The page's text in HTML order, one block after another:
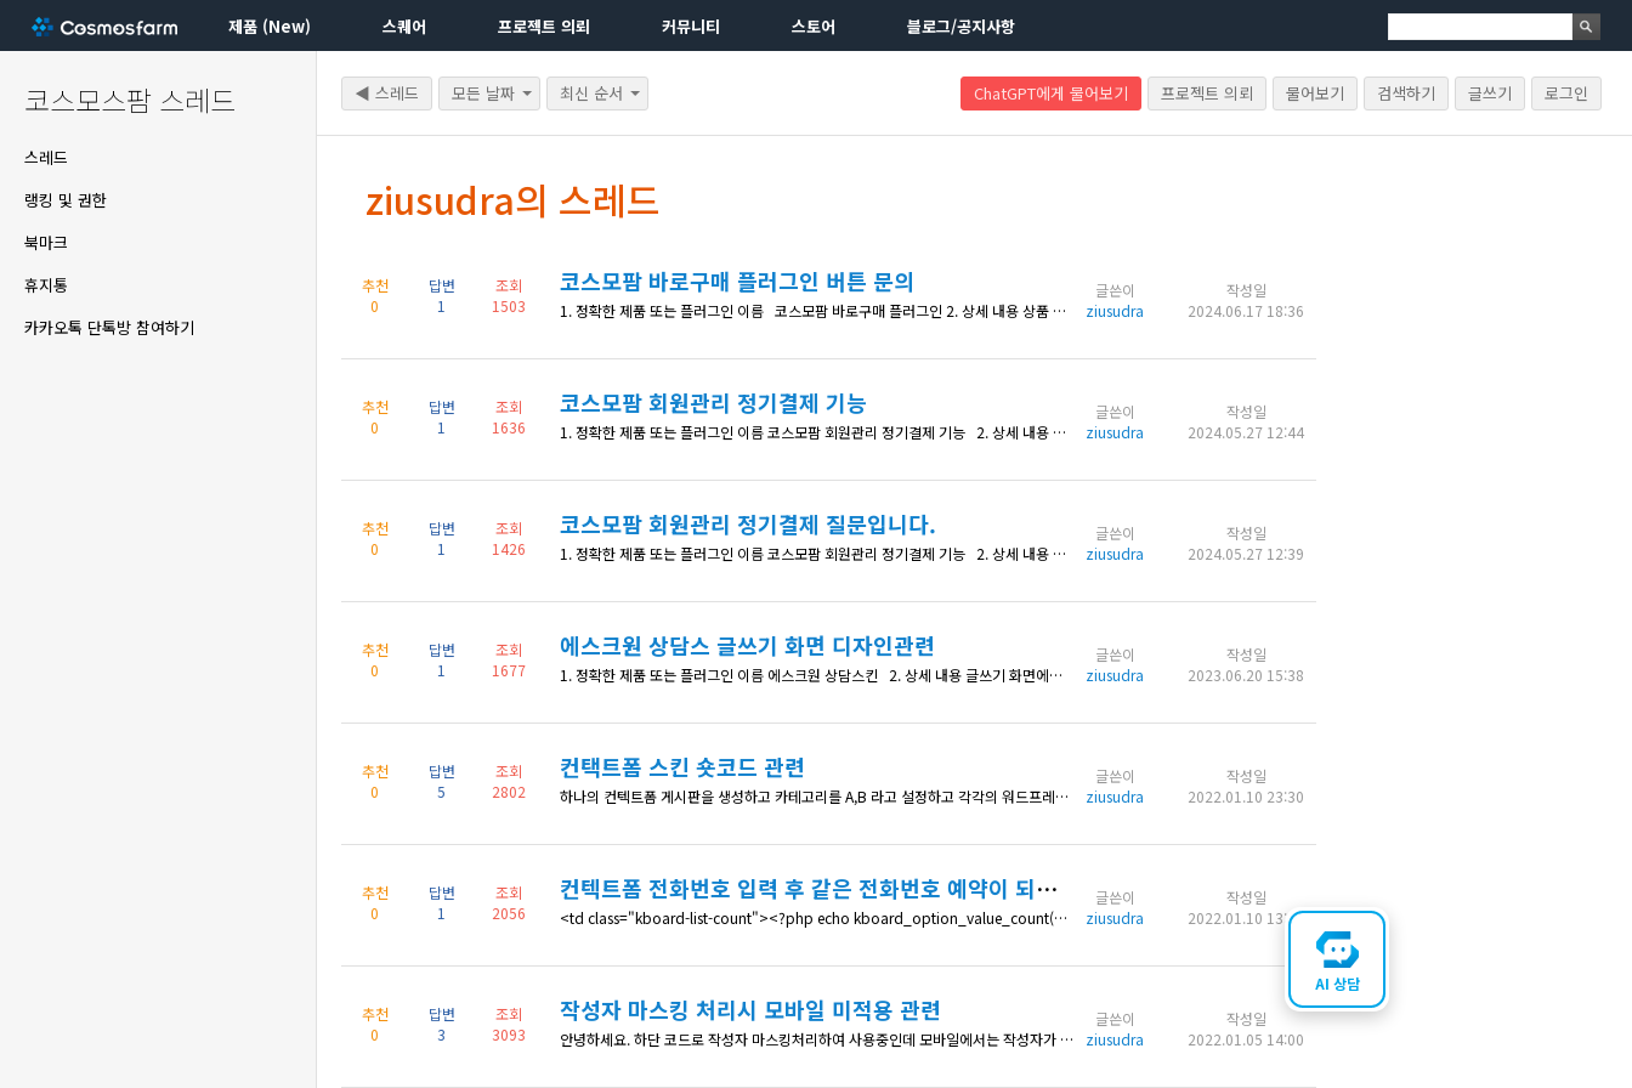
제품 (New) 스퀘어 프로젝트 의뢰 커뮤니티 스토어 블로그/공지사항
코스모스팜 스레드
스레드
랭킹 및 권한
북마크
휴지통
카카오톡 단톡방 참여하기
◀ 스레드 모든 날짜 최신 순서 ChatGPT에게 물어보기 프로젝트 의뢰 물어보기 검색하기 글쓰기 로그인
ziusudra의 스레드
추천
0
답변
1
조회
1503
코스모팜 바로구매 플러그인 버튼 문의
1. 정확한 제품 또는 플러그인 이름 코스모팜 바로구매 플러그인 2. 상세 내용 상품 상세 페이지에서 장바구니옆 바로 구매 버튼은 작동하나, 상품 상세 페이지가 필요없는 사이트이기에 상품 상세페이지가 아닌 일반 페이지에서 버튼을 따로 만들어 링크만 삽입하여 바로 결제페이지로 가도록 구현하고 싶습니다. 플러그인 설정 페이지에서 버튼 주소를 https://abc.com/?quick-buy={$product_id}
글쓴이
ziusudra
작성일
2024.06.17 18:36
추천
0
답변
1
조회
1636
코스모팜 회원관리 정기결제 기능
1. 정확한 제품 또는 플러그인 이름 코스모팜 회원관리 정기결제 기능 2. 상세 내용 코스모팜 회원관리 플러그인을 통해 정기결제 웹사이트 구현 준비중입니다. 체험판으로 테스트 해 본 결과 정기결제(빌링결제)를 통하여 상품 셋팅을하고 결제를 진행하면 아래 (1) 이미지처럼 카드 번호와 함께 입력하는 내용을 사이트에서 입력하게 끔 되어 있고, 바로 결제가 이루어 지는데 토스페이먼츠 pg 심사에서는 (2) 이미지처럼 토스
글쓴이
ziusudra
작성일
2024.05.27 12:44
추천
0
답변
1
조회
1426
코스모팜 회원관리 정기결제 질문입니다.
1. 정확한 제품 또는 플러그인 이름 코스모팜 회원관리 정기결제 기능 2. 상세 내용 코스모팜 회원관리 플러그인을 통해 정기결제 웹사이트 구현 준비중입니다. 체험판으로 테스트 해 본 결과 정기결제(빌링결제)를 통하여 상품 셋팅을하고 결제를 진행하면 아래 (1) 이미지처럼 카드 번호와 함께 입력하는 내용을 사이트에서 입력하게 끔 되어 있고, 바로 결제가 이루어 지는데 토스페이먼츠 pg 심사에서는 (2) 이미지처럼 토스
글쓴이
ziusudra
작성일
2024.05.27 12:39
추천
0
답변
1
조회
1677
에스크원 상담스 글쓰기 화면 디자인관련
1. 정확한 제품 또는 플러그인 이름 에스크원 상담스킨 2. 상세 내용 글쓰기 화면에서 각 항목을 2컬럼으로 배치를 원합니다. 어떻게 수정해야 할까요? https://imgur.com/a/1XUkEqn 3. 확인 가능한 상세 페이지 주소 4. 수정한 코드 내역 (있다면) 없음
글쓴이
ziusudra
작성일
2023.06.20 15:38
추천
0
답변
5
조회
2802
컨택트폼 스킨 숏코드 관련
하나의 컨텍트폼 게시판을 생성하고 카테고리를 A,B 라고 설정하고 각각의 워드프레스 페이지 1번, 2번이 있다고 가정할 경우 1번 페이지에는 A카테고리가 자동 적용된 컨택트 글쓰기폼 2번 페이지에는 B카테고리가 자동 적용된 컨택트 글쓰기폼 이렇게 사용할 수 있는 숏코드나 수정방법이 있을까요?
글쓴이
ziusudra
작성일
2022.01.10 23:30
추천
0
답변
1
조회
2056
컨텍트폼 전화번호 입력 후 같은 전화번호 예약이 되면 카운트 되는 기능에 추가 문의
<td class="kboard-list-count"><?php echo kboard_option_value_count($content->option->phone)?></td> 안녕하세요. 전에 알려주신 위 코드 적용하여 사용 중입니다. 이전글 --> https://www.cosmosfarm.com/threads/document/55864 위 기능과는 별개로 연동되는 기능
글쓴이
ziusudra
작성일
2022.01.10 13:14
추천
0
답변
3
조회
3093
작성자 마스킹 처리시 모바일 미적용 관련
안녕하세요. 하단 코드로 작성자 마스킹처리하여 사용중인데 모바일에서는 작성자가 그대로 노출되는 현상이 나타납니다. 해결방법 있을까요? 감사합니다. // 작성자마스킹 function my_kboard_hide_username($username){ if(in_array($username, array('관리자'))){ return $username; } $strlen = mb_strlen($username,
글쓴이
ziusudra
작성일
2022.01.05 14:00
AI 상담